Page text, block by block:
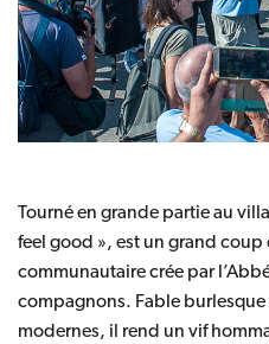
Tourné en grande partie au
feel good », est un grand
communautaire crée par
compagnons. Fable burlesque
modernes, il rend un vif